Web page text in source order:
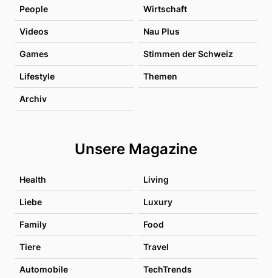
People Wirtschaft
Videos Nau Plus
Games Stimmen der Schweiz
Lifestyle Themen
Archiv
Unsere Magazine
Health Living
Liebe Luxury
Family Food
Tiere Travel
Automobile TechTrends